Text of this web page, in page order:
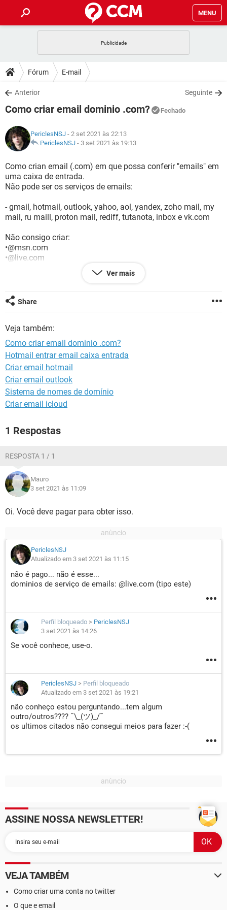
MENU
CELULAR
OUTLOOK
INSTAGRAM GMAIL
GUIA DE COMPRAS
DICAS
JOGOS
INSTAGRAM GMAIL
GUIA DE COMPRAS
DOWNLOADS
JOGOS WHATSAPP
CELULAR
OUTLOOK EXCEL
INSTAGRAM
GUIA DE COMPRAS
JOGOS WHATSAPP
CELULAR
OUTLOOK EXCEL
INSTAGRAM GMAIL
GUIA DE COMPRAS
GLOSSÁRIO
CELULAR
INSTAGRAM GMAIL
Fórum E-mail
Anterior Seguinte
Como criar email dominio .com? Fechado
PericlesNSJ - 2 set 2021 às 22:13
PericlesNSJ - 3 set 2021 às 19:13
Como crian email (.com) em que possa conferir "emails" em
uma caixa de entrada.
Não pode ser os serviços de emails:
- gmail, hotmail, outlook, yahoo, aol, yandex, zoho mail, my
mail, ru maill, proton mail, rediff, tutanota, inbox e vk.com
Não consigo criar:
•@msn.com
•@live.com
Aguardo resposta.¯\_(ツ)_/¯
Estudando...ಠ_ಠ
Ver mais
Share
Veja também:
Como criar email dominio .com?
Hotmail entrar email caixa entrada
Criar email hotmail
Criar email outlook
Sistema de nomes de domínio
Criar email icloud
1 Respostas
RESPOSTA 1 / 1
Mauro
3 set 2021 às 11:09
Oi. Você deve pagar para obter isso.
PericlesNSJ
Atualizado em 3 set 2021 às 11:15
não é pago... não é esse...
dominios de serviço de emails: @live.com (tipo este)
Perfil bloqueado > PericlesNSJ
3 set 2021 às 14:26
Se você conhece, use-o.
PericlesNSJ > Perfil bloqueado
Atualizado em 3 set 2021 às 19:21
não conheço estou perguntando...tem algum
outro/outros???? ¯\_(ツ)_/¯
os ultimos citados não consegui meios para fazer :-(
ASSINE NOSSA NEWSLETTER!
VEJA TAMBÉM
Como criar uma conta no twitter
O que e email